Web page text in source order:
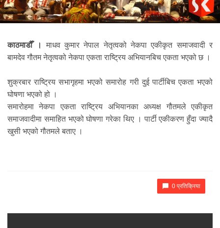
काठमाडौँ ।
माधव कुमार नेपाल नेतृत्वको नेकपा एकीकृत समाजवादी र
बामदेव गौतम नेतृत्वको नेकपा एकता राष्ट्रिय अभियानबिच एकता भएको छ ।
शुक्रबार राष्ट्रिय सभागृहमा भएको समारोह गरी दुई पार्टीबिच एकता भएको
घोषणा भएको हो ।
समारोहमा नेकपा एकता राष्ट्रिय अभियानका अध्यक्ष गौतमले एकीकृत
समाजवादीमा समाहित भएको घोषणा गरेका थिए । पार्टी एकीकरण हुँदा ज्यादै
खुसी भएको गौतमले बताए ।
0 प्रतिक्रिया